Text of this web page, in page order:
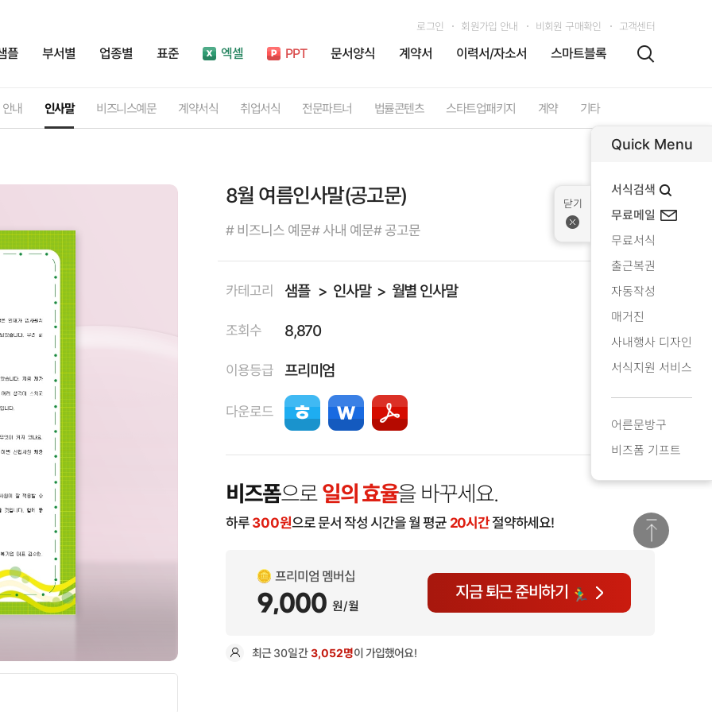
플 부서별 업종별 표준 엑셀 PPT 문서양식 계약서 이력서/자소서 스마트블록
로그인 회원가입 안내 비회원 구매확인 고객센터
안내 인사말 비즈니스예문 계약서식 취업서식 전문파트너 법률콘텐츠 스타트업패키지 계약 기타
8월 여름인사말(공고문)
# 비즈니스 예문# 사내 예문# 공고문
카테고리 샘플 인사말 월별 인사말
조회수 8,870
이용등급 프리미엄
다운로드
비즈폼으로일의 효율을 바꾸세요.
하루 300원으로 문서 작성 시간을 월 평균 20시간절약하세요!
프리미엄 멤버십
9,000 원/월
지금 퇴근 준비하기
최근30일간3,052명이 가입했어요!
Quick Menu
서식검색
무료메일
무료서식
출근복권
자동작성
매거진
사내행사 디자인
서식지원 서비스
어른문방구
비즈폼 기프트